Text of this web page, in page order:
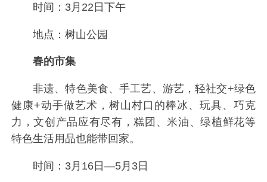
时间：3月22日下午
地点：树山公园
春的市集
非遗、特色美食、手工艺、游艺，轻社交+绿色
健康+动手做艺术，树山村口的棒冰、玩具、巧克
力，文创产品应有尽有，糕团、米油、绿植鲜花等
特色生活用品也能带回家。
时间：3月16日—5月3日